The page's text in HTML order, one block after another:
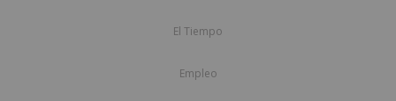
El Tiempo
Empleo